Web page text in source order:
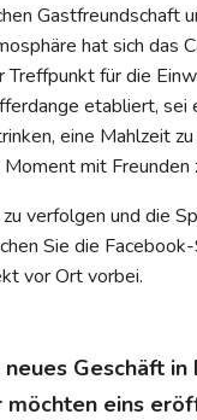
Gastfreundschaft
hat sich das
Treffpunkt für die
etabliert, sei
eine Mahlzeit
Moment mit Freunden
verfolgen und die
Sie die
vor Ort vorbei.
neues Geschäft
eins